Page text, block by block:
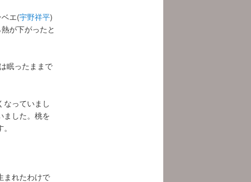
エ(宇野祥平)
が下がったと
眠ったままで
なっていまし
ました。桃を
まれたわけで